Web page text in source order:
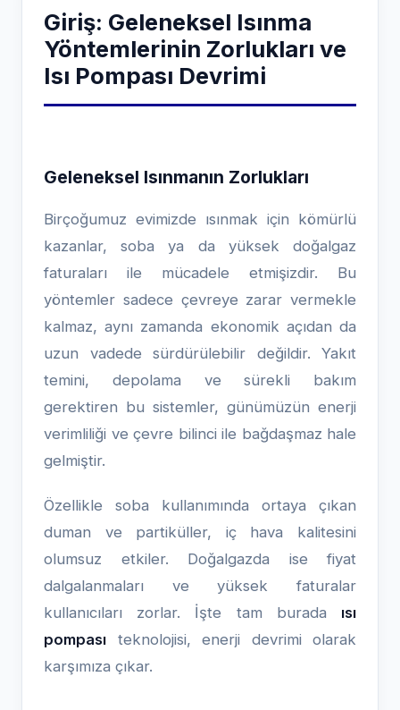
Giriş: Geleneksel Isınma
Yöntemlerinin Zorlukları ve
Isı Pompası Devrimi
Geleneksel Isınmanın Zorlukları
Birçoğumuz evimizde ısınmak için kömürlü
kazanlar, soba ya da yüksek doğalgaz
faturaları ile mücadele etmişizdir. Bu
yöntemler sadece çevreye zarar vermekle
kalmaz, aynı zamanda ekonomik açıdan da
uzun vadede sürdürülebilir değildir. Yakıt
temini, depolama ve sürekli bakım
gerektiren bu sistemler, günümüzün enerji
verimliliği ve çevre bilinci ile bağdaşmaz hale
gelmiştir.
Özellikle soba kullanımında ortaya çıkan
duman ve partiküller, iç hava kalitesini
olumsuz etkiler. Doğalgazda ise fiyat
dalgalanmaları ve yüksek faturalar
kullanıcıları zorlar. İşte tam burada ısı
pompası teknolojisi, enerji devrimi olarak
karşımıza çıkar.